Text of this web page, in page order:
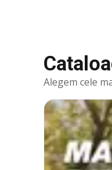
Alegem cele